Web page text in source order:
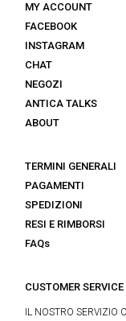
MY ACCOUNT
FACEBOOK
INSTAGRAM
CHAT
NEGOZI
ANTICA TALKS
ABOUT
TERMINI GENERALI
PAGAMENTI
SPEDIZIONI
RESI E RIMBORSI
FAQs
CUSTOMER SERVICE
IL NOSTRO SERVIZIO